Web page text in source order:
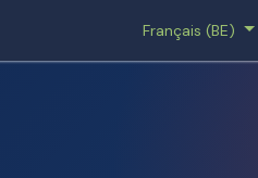
Français (BE)